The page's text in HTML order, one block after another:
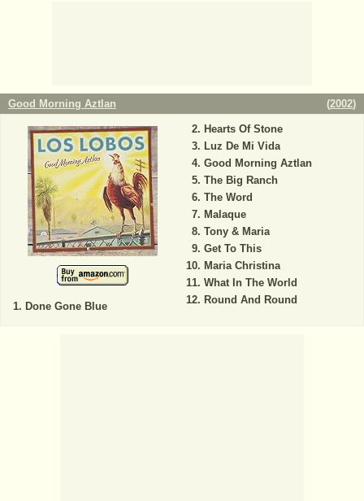
Good Morning Aztlan (2002)
Done Gone Blue
Hearts Of Stone
Luz De Mi Vida
Good Morning Aztlan
The Big Ranch
The Word
Malaque
Tony & Maria
Get To This
Maria Christina
What In The World
Round And Round